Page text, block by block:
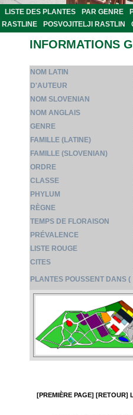
LISTE DES PLANTES PAR GENRE
RASTLINE
POSVOJITELJI RASTLIN
INFORMATIONS
NOM LATIN
D'AUTEUR
NOM SLOVENIAN
NOM ANGLAIS
GENRE
FAMILLE (LATINE)
FAMILLE (SLOVENIAN)
ORDRE
CLASSE
PHYLUM
RÈGNE
TEMPS DE FLORAISON
PRÉVALENCE
LISTE ROUGE
CITES
PLANTES POUSSENT DANS (
[PREMIÈRE PAGE] [RETOUR]